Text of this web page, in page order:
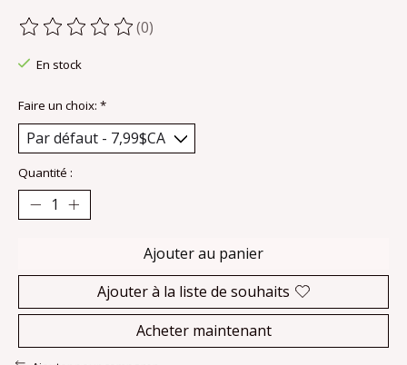
Ce produit est évalué à
(0)
En stock
Faire un choix: *
Quantité :
Ajouter au panier
Ajouter à la liste de souhaits
Acheter maintenant